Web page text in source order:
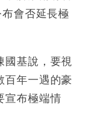
張放慢兼縮減人
援Anthropic租用
14類產品或加徵
會否延長極
國基說，要視
百年一遇的豪
宣布極端情